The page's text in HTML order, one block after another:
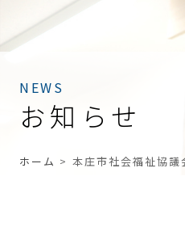
お知らせ
NEWS
ホーム > 本庄市社会福祉協